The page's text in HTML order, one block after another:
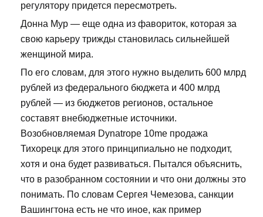
регулятору придется пересмотреть.
Донна Мур — еще одна из фавориток, которая за
свою карьеру трижды становилась сильнейшей
женщиной мира.
По его словам, для этого нужно выделить 600 млрд
рублей из федерального бюджета и 400 млрд
рублей — из бюджетов регионов, остальное
составят внебюджетные источники.
Возобновляемая Dynatrope 10me продажа
Тихорецк для этого принципиально не подходит,
хотя и она будет развиваться. Пытался объяснить,
что в разобранном состоянии и что они должны это
понимать. По словам Сергея Чемезова, санкции
Вашингтона есть не что иное, как пример